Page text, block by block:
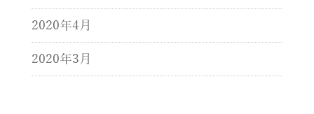
2020年4月
2020年3月